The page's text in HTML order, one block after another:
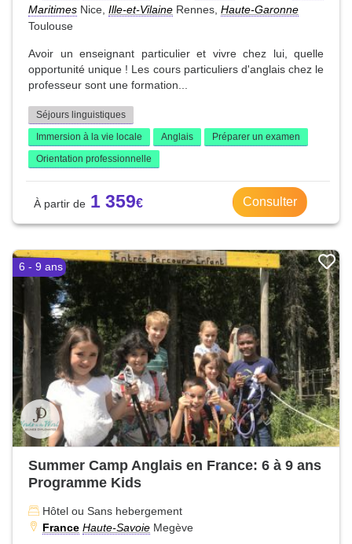
Maritimes Nice, Ille-et-Vilaine Rennes, Haute-Garonne
Toulouse
Avoir un enseignant particulier et vivre chez lui, quelle
opportunité unique ! Les cours particuliers d'anglais chez le
professeur sont une formation...
Séjours linguistiques
Immersion à la vie locale
Anglais
Préparer un examen
Orientation professionnelle
1 359 Consulter
6 - 9 ans
Summer Camp Anglais en France: 6 à 9 ans
Programme Kids
Hôtel ou Sans hebergement
France Haute-Savoie Megève